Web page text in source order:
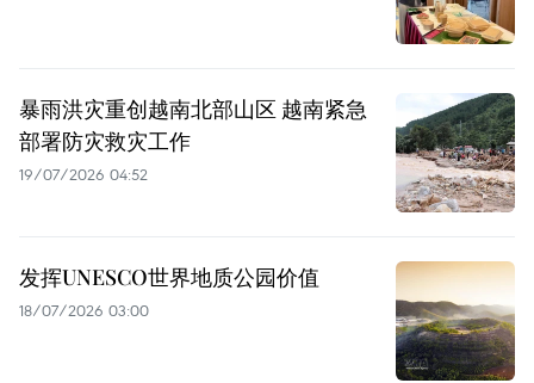
暴雨洪灾重创越南北部山区 越南紧急
部署防灾救灾工作
19/07/2026 04:52
发挥UNESCO世界地质公园价值
18/07/2026 03:00